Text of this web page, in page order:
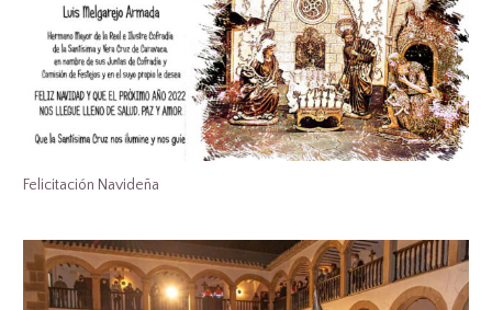
Felicitación Navideña